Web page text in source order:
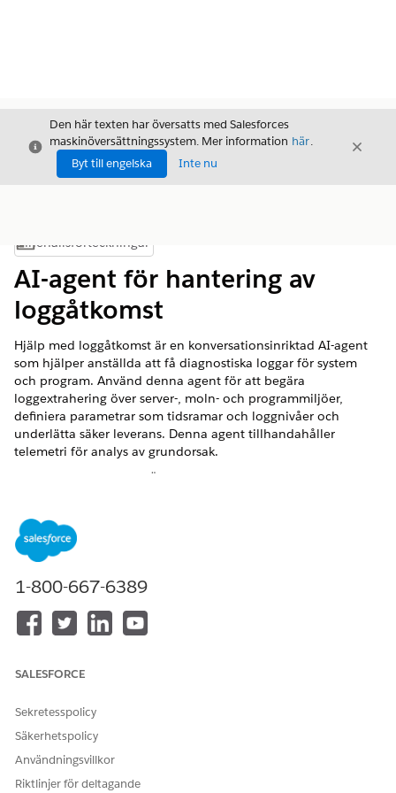
Stäng
Den här texten har översatts med Salesforces
maskinöversättningssystem. Mer information här.
Byt till engelska
Inte nu
Stäng
Visa innehållsförteckning
Innehållsförteckningar
AI-agent för hantering av
loggåtkomst
Hjälp med loggåtkomst är en konversationsinriktad AI-agent
som hjälper anställda att få diagnostiska loggar för system
och program. Använd denna agent för att begära
loggextrahering över server-, moln- och programmiljöer,
definiera parametrar som tidsramar och loggnivåer och
underlätta säker leverans. Denna agent tillhandahåller
telemetri för analys av grundorsak.
VERSIONER SOM KRÄVS
Tillgängliga i: Lightning Experience
Tillgängliga i:
Servicekatalogobjekt
ytterligare servicekatalogobjektmallar för att stödja liknande
Agentåtgärder
1-800-667-6389
SALESFORCE
Sekretesspolicy
Säkerhetspolicy
Användningsvillkor
Riktlinjer för deltagande